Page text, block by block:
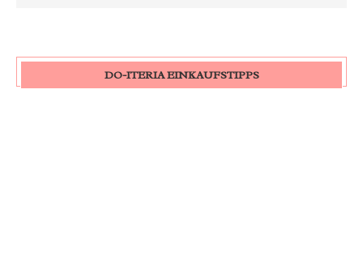
DO-ITERIA EINKAUFSTIPPS